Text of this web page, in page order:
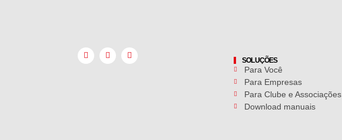
SOLUÇÕES
Para Você
Para Empresas
Para Clube e Associações
Download manuais